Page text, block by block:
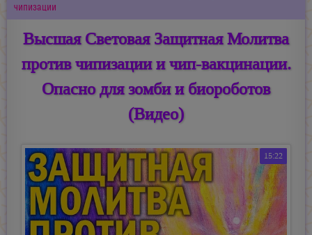
чипизации
Высшая Световая Защитная Молитва
против чипизации и чип-вакцинации.
Опасно для зомби и биороботов
(Видео)
15:22